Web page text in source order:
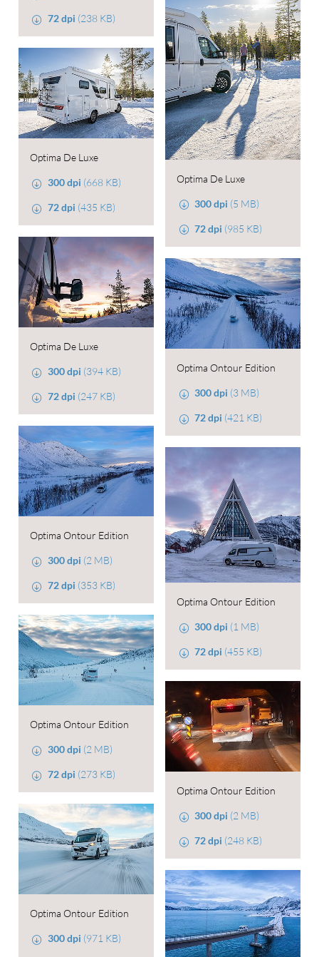
72 dpi (238 KB)
Optima De Luxe
300 dpi (5 MB)
72 dpi (985 KB)
Optima De Luxe
300 dpi (668 KB)
72 dpi (435 KB)
Optima De Luxe
300 dpi (394 KB)
72 dpi (247 KB)
Optima Ontour Edition
300 dpi (3 MB)
72 dpi (421 KB)
Optima Ontour Edition
300 dpi (2 MB)
72 dpi (353 KB)
Optima Ontour Edition
300 dpi (1 MB)
72 dpi (455 KB)
Optima Ontour Edition
300 dpi (2 MB)
72 dpi (273 KB)
Optima Ontour Edition
300 dpi (2 MB)
72 dpi (248 KB)
Optima Ontour Edition
300 dpi (971 KB)